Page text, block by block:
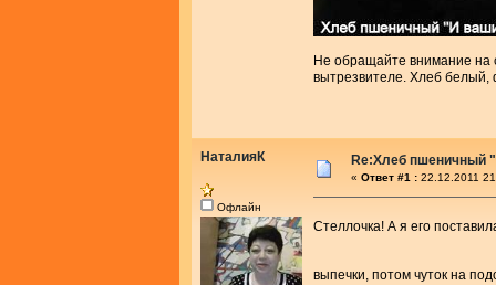
Не обращайте внимание на
вытрезвителе. Хлеб белый,
НаталияК
Офлайн
Re:Хлеб пшеничный
« Ответ #1 : 22.12.2011
Стеллочка! А я его
выпечки, потом чуток на